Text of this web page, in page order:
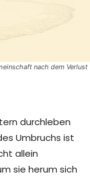
nach dem Verlust
durchleben
Umbruchs ist
allein
sie herum sich